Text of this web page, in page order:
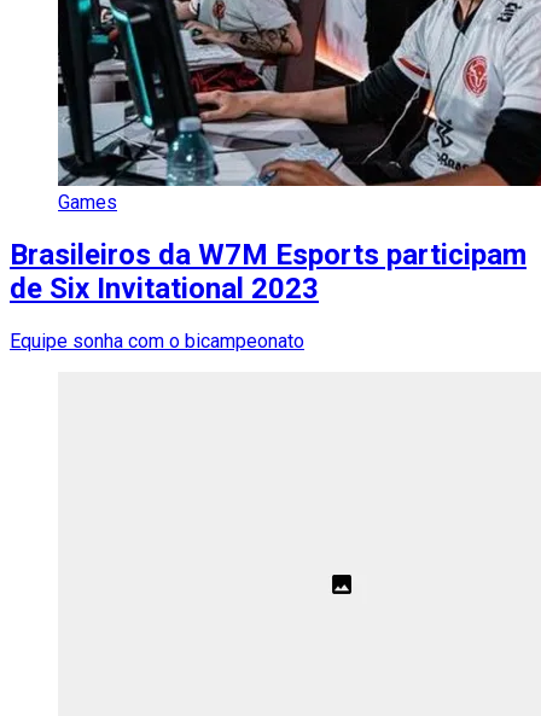
Games
Brasileiros da W7M Esports participam
de Six Invitational 2023
Equipe sonha com o bicampeonato